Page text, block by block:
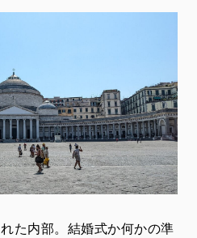
た内部。結婚式か何かの準